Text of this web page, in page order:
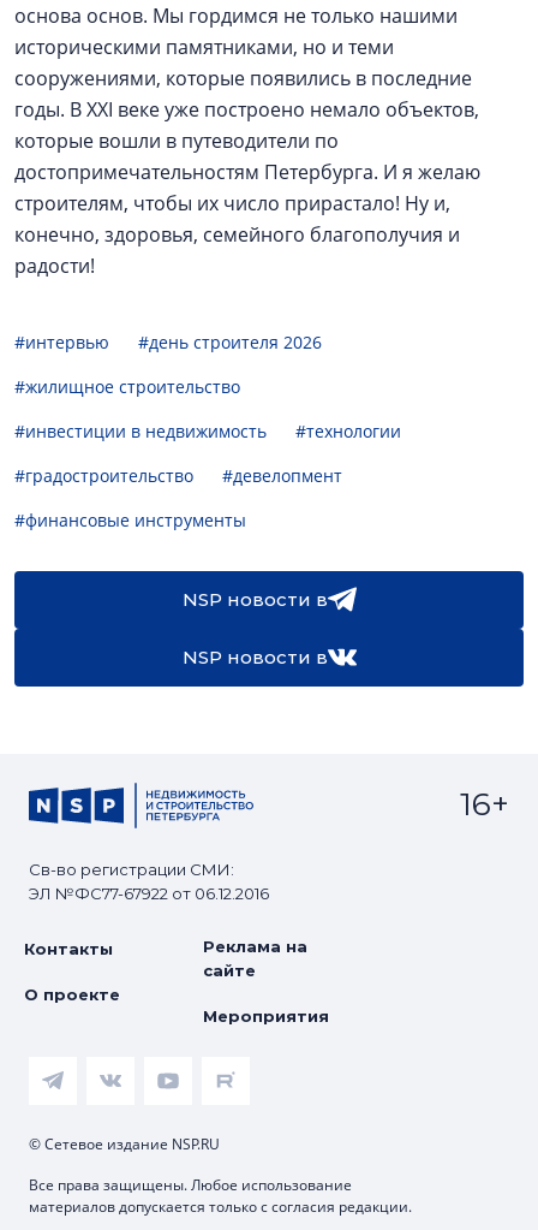
основа основ. Мы гордимся не только нашими
историческими памятниками, но и теми
сооружениями, которые появились в последние
годы. В XXI веке уже построено немало объектов,
которые вошли в путеводители по
достопримечательностям Петербурга. И я желаю
строителям, чтобы их число прирастало! Ну и,
конечно, здоровья, семейного благополучия и
радости!
#интервью
#день строителя 2026
#жилищное строительство
#инвестиции в недвижимость
#технологии
#градостроительство
#девелопмент
#финансовые инструменты
NSP новости в
NSP новости в
Св-во регистрации СМИ:
ЭЛ №ФС77-67922 от 06.12.2016
16+
Контакты
О проекте
Реклама на
сайте
Мероприятия
© Сетевое издание NSP.RU
Все права защищены. Любое использование
материалов допускается только с согласия редакции.